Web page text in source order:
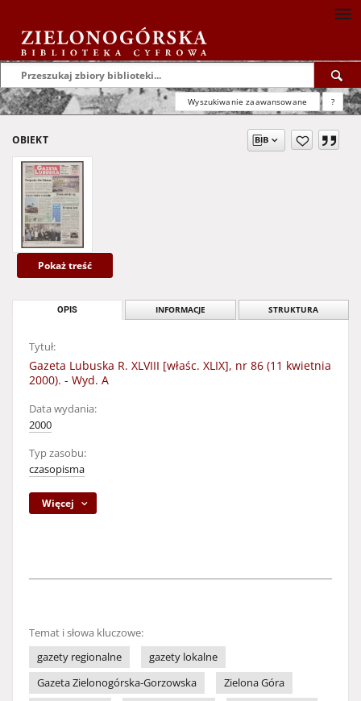
Wyszukiwanie zaawansowane ?
OBIEKT
Pokaż treść
OPIS INFORMACJE STRUKTURA
Tytuł:
Gazeta Lubuska R. XLVIII [właśc. XLIX], nr 86 (11 kwietnia
2000). - Wyd. A
Data wydania:
2000
Typ zasobu:
czasopisma
Więcej
Temat i słowa kluczowe:
gazety regionalne
gazety lokalne
Gazeta Zielonogórska-Gorzowska
Zielona Góra